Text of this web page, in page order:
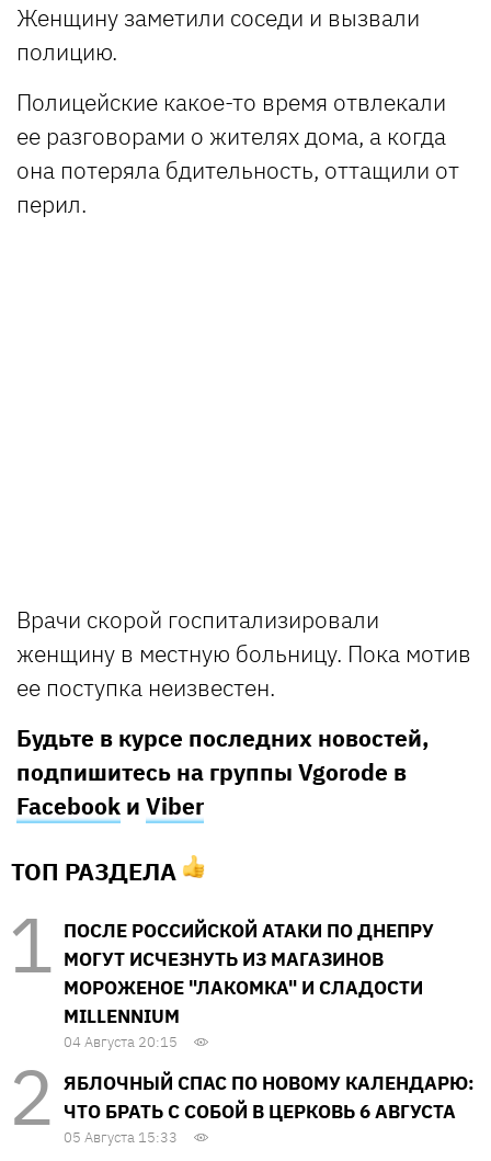
Женщину заметили соседи и вызвали
полицию.
Полицейские какое-то время отвлекали
ее разговорами о жителях дома, а когда
она потеряла бдительность, оттащили от
перил.
Врачи скорой госпитализировали
женщину в местную больницу. Пока мотив
ее поступка неизвестен.
Будьте в курсе последних новостей,
подпишитесь на группы Vgorode в
Facebook и Viber
ТОП РАЗДЕЛА
ПОСЛЕ РОССИЙСКОЙ АТАКИ ПО ДНЕПРУ
МОГУТ ИСЧЕЗНУТЬ ИЗ МАГАЗИНОВ
МОРОЖЕНОЕ "ЛАКОМКА" И СЛАДОСТИ
MILLENNIUM
04 Августа 20:15
ЯБЛОЧНЫЙ СПАС ПО НОВОМУ КАЛЕНДАРЮ:
ЧТО БРАТЬ С СОБОЙ В ЦЕРКОВЬ 6 АВГУСТА
05 Августа 15:33